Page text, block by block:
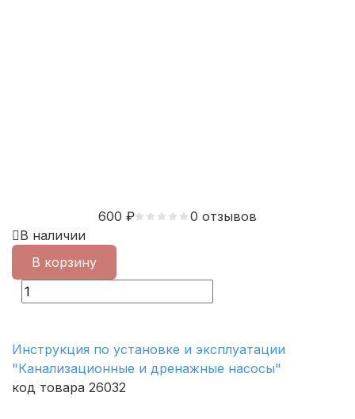
600 ₽
0 отзывов
В наличии
В корзину
Инструкция по установке и эксплуатации
"Канализационные и дренажные насосы"
код товара 26032